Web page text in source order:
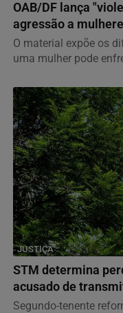
OAB/DF lança
agressão a
O material expõe os
uma mulher pode
JUSTIÇA
STM determina
acusado de
Segundo-tenente